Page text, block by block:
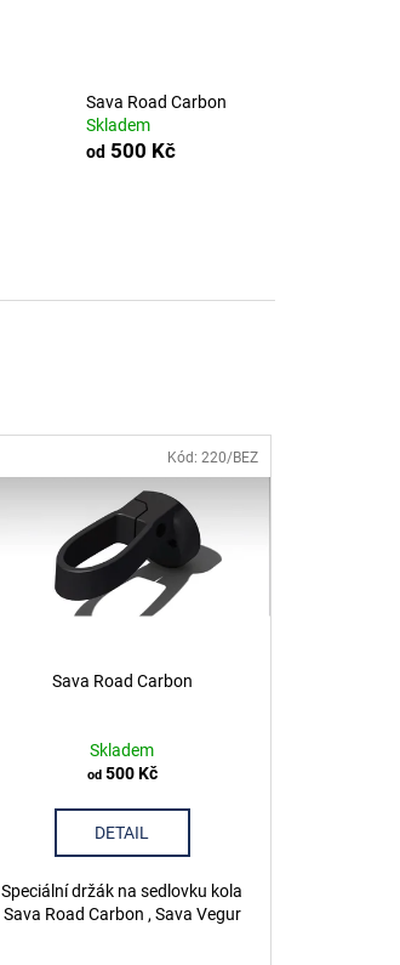
Sava Road Carbon
Skladem
od500 Kč
Sava Road Carbon
Skladem
od500 Kč
DETAIL
Speciální držák na sedlovku kola
Sava Road Carbon , Sava Vegur
Kód: 220/BEZ